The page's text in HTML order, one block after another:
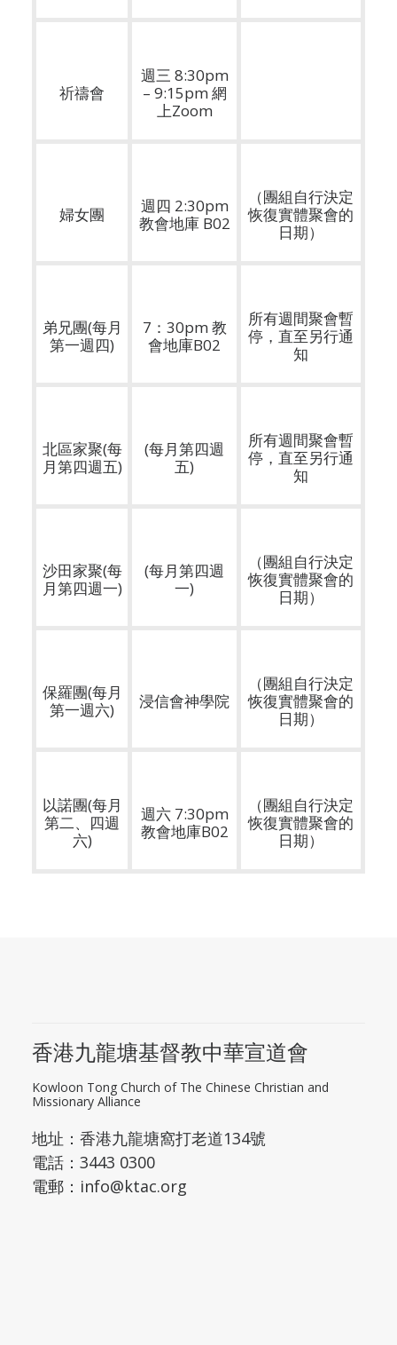
祈禱會
週三 8:30pm
– 9:15pm 網
上Zoom
婦女團
週四 2:30pm
教會地庫 B02
（團組自行決定
恢復實體聚會的
日期）
弟兄團(每月
第一週四)
7：30pm 教
會地庫B02
所有週間聚會暫
停，直至另行通
知
北區家聚(每
月第四週五)
(每月第四週
五)
所有週間聚會暫
停，直至另行通
知
沙田家聚(每
月第四週一)
(每月第四週
一)
（團組自行決定
恢復實體聚會的
日期）
保羅團(每月
第一週六)
浸信會神學院
（團組自行決定
恢復實體聚會的
日期）
以諾團(每月
第二、四週
六)
週六 7:30pm
教會地庫B02
（團組自行決定
恢復實體聚會的
日期）
香港九龍塘基督教中華宣道會
Kowloon Tong Church of The Chinese Christian and
Missionary Alliance
地址： 香港九龍塘窩打老道134號
電話： 3443 0300
電郵： info@ktac.org